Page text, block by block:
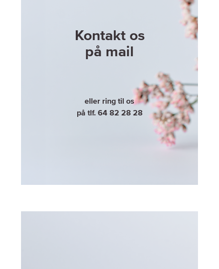
Kontakt os
på mail
eller ring til os
på tlf. 64 82 28 28